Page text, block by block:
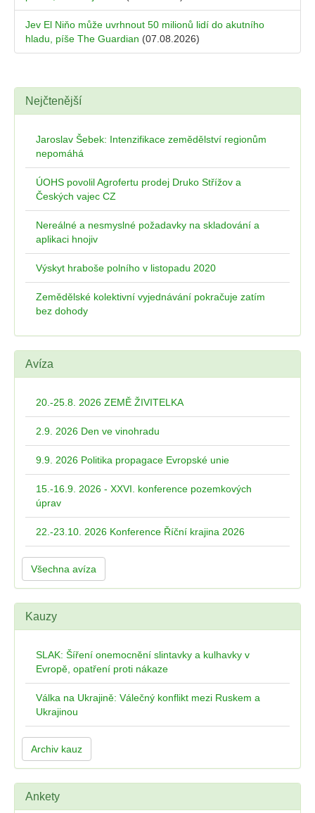
Jev El Niňo může uvrhnout 50 milionů lidí do akutního
hladu, píše The Guardian (07.08.2026)
Nejčtenější
Jaroslav Šebek: Intenzifikace zemědělství regionům
nepomáhá
ÚOHS povolil Agrofertu prodej Druko Střížov a
Českých vajec CZ
Nereálné a nesmyslné požadavky na skladování a
aplikaci hnojiv
Výskyt hraboše polního v listopadu 2020
Zemědělské kolektivní vyjednávání pokračuje zatím
bez dohody
Avíza
20.-25.8. 2026 ZEMĚ ŽIVITELKA
2.9. 2026 Den ve vinohradu
9.9. 2026 Politika propagace Evropské unie
15.-16.9. 2026 - XXVI. konference pozemkových
úprav
22.-23.10. 2026 Konference Říční krajina 2026
Všechna avíza
Kauzy
SLAK: Šíření onemocnění slintavky a kulhavky v
Evropě, opatření proti nákaze
Válka na Ukrajině: Válečný konflikt mezi Ruskem a
Ukrajinou
Archiv kauz
Ankety